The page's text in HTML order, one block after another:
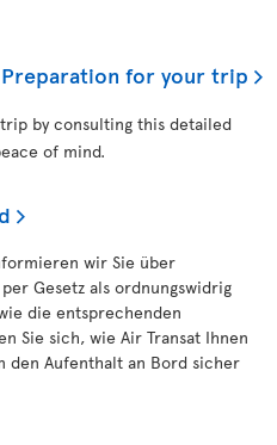
for your trip
by consulting this detailed
of mind.
wir Sie über
Gesetz als ordnungswidrig
die entsprechenden
Sie sich, wie Air Transat Ihnen
den Aufenthalt an Bord sicher